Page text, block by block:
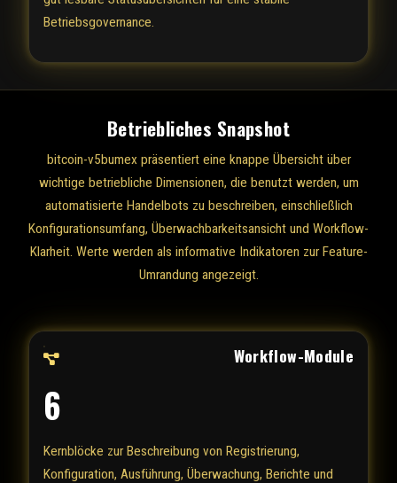
Betriebsgovernance.
Betriebliches Snapshot
bitcoin-v5bumex präsentiert eine knappe Übersicht über
wichtige betriebliche Dimensionen, die benutzt werden, um
automatisierte Handelbots zu beschreiben, einschließlich
Konfigurationsumfang, Überwachbarkeitsansicht und Workflow-
Klarheit. Werte werden als informative Indikatoren zur Feature-
Umrandung angezeigt.
Workflow-Module
6
Kernblöcke zur Beschreibung von Registrierung,
Konfiguration, Ausführung, Überwachung, Berichte und